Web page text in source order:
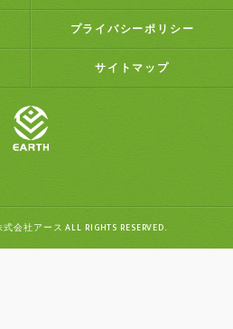
プライバシーポリシー
サイトマップ
会社アース ALL RIGHTS RESERVED.